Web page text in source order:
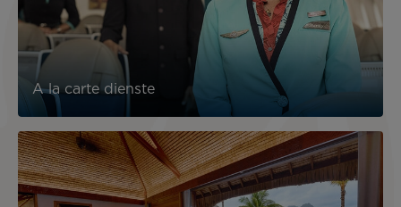
A la carte dienste